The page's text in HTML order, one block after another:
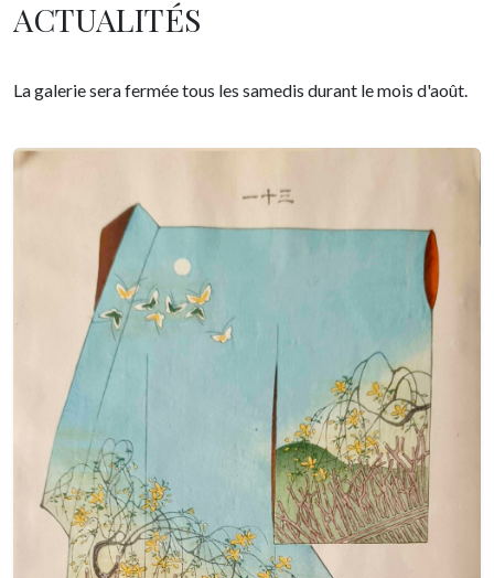
ACTUALITÉS
La galerie sera fermée tous les samedis durant le mois d'août.